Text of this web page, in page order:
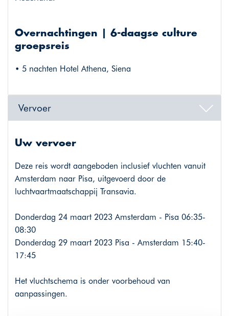
Overnachtingen | 6-daagse culture
groepsreis
• 5 nachten Hotel Athena, Siena
Vervoer
Uw vervoer
Deze reis wordt aangeboden inclusief vluchten vanuit
Amsterdam naar Pisa, uitgevoerd door de
luchtvaartmaatschappij Transavia.
Donderdag 24 maart 2023 Amsterdam - Pisa 06:35-
08:30
Donderdag 29 maart 2023 Pisa - Amsterdam 15:40-
17:45
Het vluchtschema is onder voorbehoud van
aanpassingen.